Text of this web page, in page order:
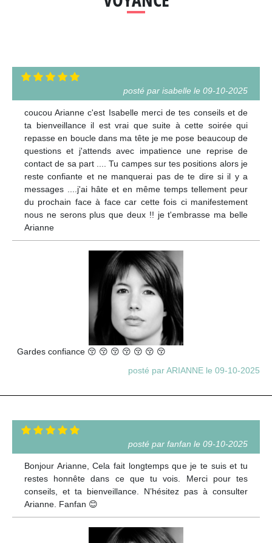
posté par isabelle le 09-10-2025
coucou Arianne c'est Isabelle merci de tes conseils et de
ta bienveillance il est vrai que suite à cette soirée qui
repasse en boucle dans ma tête je me pose beaucoup de
questions et j'attends avec impatience une reprise de
contact de sa part .... Tu campes sur tes positions alors je
reste confiante et ne manquerai pas de te dire si il y a
messages ....j'ai hâte et en même temps tellement peur
du prochain face à face car cette fois ci manifestement
nous ne serons plus que deux !! je t'embrasse ma belle
Arianne
Gardes confiance 😚 😚 😚 😚 😚 😚 😚
posté par ARIANNE le 09-10-2025
posté par fanfan le 09-10-2025
Bonjour Arianne, Cela fait longtemps que je te suis et tu
restes honnête dans ce que tu vois. Merci pour tes
conseils, et ta bienveillance. N’hésitez pas à consulter
Arianne. Fanfan 😊